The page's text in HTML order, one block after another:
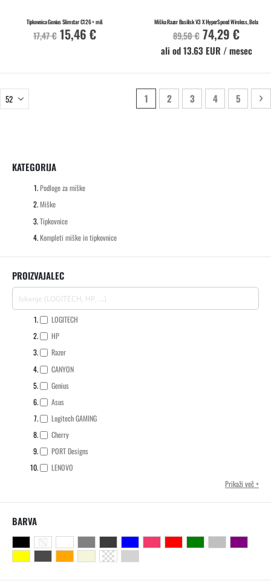
Tipkovnica Genius Slimstar C126 + miš
17,47 € Akcijska
cena
15,46 €
Miška Razer Basilisk V3 X HyperSpeed Wireless, Bela
89,50 € Akcijska
cena
74,29 €
ali od 13.63 EUR / mesec
StranTrenutno berete stran
1 Stran
2 Stran
3 Stran
4 Stran
5
KATEGORIJA
Podloge za miške
Miške
Tipkovnice
Kompleti miške in tipkovnice
PROIZVAJALEC
LOGITECH
HP
Razer
CANYON
Genius
Asus
Logitech GAMING
Cherry
PORT Designs
LENOVO
Prikaži več
BARVA